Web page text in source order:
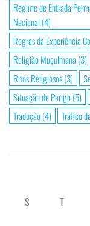
Regime de Entrada
Nacional (4)
Regras da Experiência
Religião Muçulmana (3)
Ritos Religiosos(3)
Situação de Perigo(5)
Tradução(4) Tráfico
S
T